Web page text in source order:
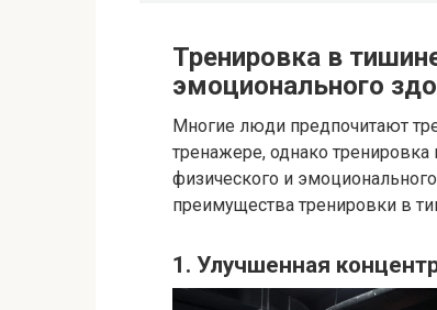
Тренировка в
эмоционального
Многие люди предпочитают
тренажере, однако
физического и
преимущества тренировки в
1. Улучшенная